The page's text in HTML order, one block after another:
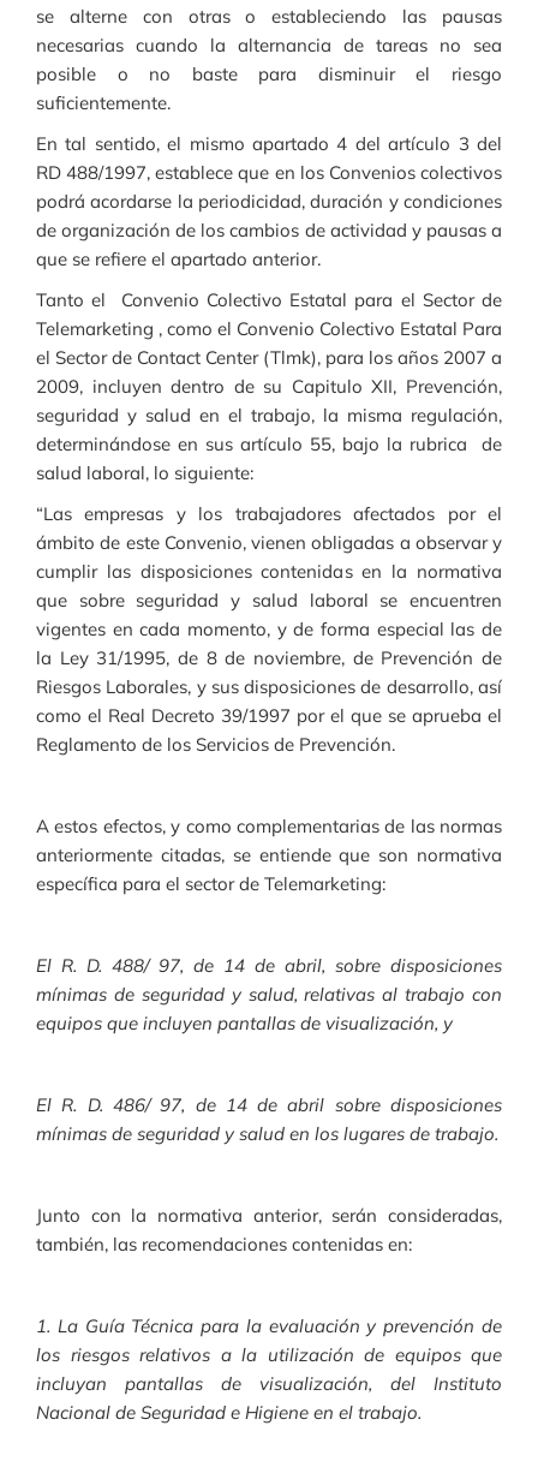
se alterne con otras o estableciendo las pausas
necesarias cuando la alternancia de tareas no sea
posible o no baste para disminuir el riesgo
suficientemente.
En tal sentido, el mismo apartado 4 del artículo 3 del
RD 488/1997, establece que en los Convenios colectivos
podrá acordarse la periodicidad, duración y condiciones
de organización de los cambios de actividad y pausas a
que se refiere el apartado anterior.
Tanto el Convenio Colectivo Estatal para el Sector de
Telemarketing , como el Convenio Colectivo Estatal Para
el Sector de Contact Center (Tlmk), para los años 2007 a
2009, incluyen dentro de su Capitulo XII, Prevención,
seguridad y salud en el trabajo, la misma regulación,
determinándose en sus artículo 55, bajo la rubrica de
salud laboral, lo siguiente:
“Las empresas y los trabajadores afectados por el
ámbito de este Convenio, vienen obligadas a observar y
cumplir las disposiciones contenidas en la normativa
que sobre seguridad y salud laboral se encuentren
vigentes en cada momento, y de forma especial las de
la Ley 31/1995, de 8 de noviembre, de Prevención de
Riesgos Laborales, y sus disposiciones de desarrollo, así
como el Real Decreto 39/1997 por el que se aprueba el
Reglamento de los Servicios de Prevención.
A estos efectos, y como complementarias de las normas
anteriormente citadas, se entiende que son normativa
específica para el sector de Telemarketing:
El R. D. 488/ 97, de 14 de abril, sobre disposiciones
mínimas de seguridad y salud, relativas al trabajo con
equipos que incluyen pantallas de visualización, y
El R. D. 486/ 97, de 14 de abril sobre disposiciones
mínimas de seguridad y salud en los lugares de trabajo.
Junto con la normativa anterior, serán consideradas,
también, las recomendaciones contenidas en:
1. La Guía Técnica para la evaluación y prevención de
los riesgos relativos a la utilización de equipos que
incluyan pantallas de visualización, del Instituto
Nacional de Seguridad e Higiene en el trabajo.